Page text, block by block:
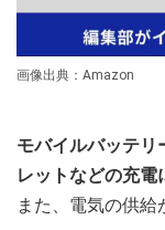
画像出典：Amazon
モバイルバッテリ
レットなどの充電
また、電気の供給